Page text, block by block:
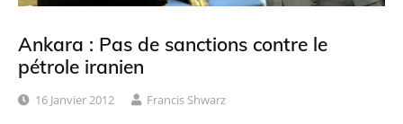
Ankara : Pas de sanctions contre le
pétrole iranien
16 Janvier 2012 Francis Shwarz